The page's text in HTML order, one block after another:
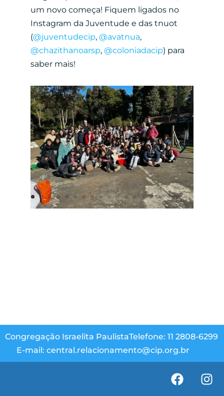
um novo começa! Fiquem ligados no
Instagram da Juventude e das tnuot
(@juventudecip, @avatnua,
@chazithanoarsp, @coloniadacip) para
saber mais!
Congregação Israelita PaulistaTelefone: 11 2808-6299
E-mail: central.relacionamento@cip.org.br